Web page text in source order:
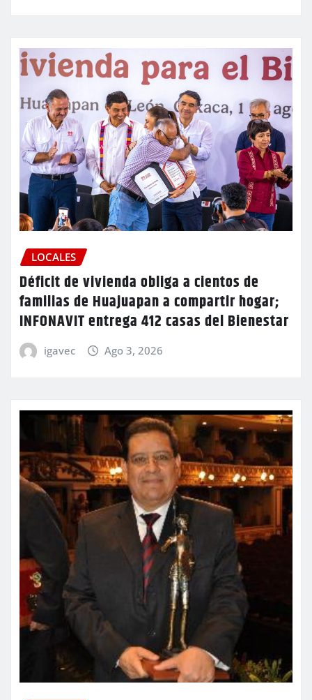
LOCALES
Déficit de vivienda obliga a cientos de
familias de Huajuapan a compartir hogar;
INFONAVIT entrega 412 casas del Bienestar
igavec Ago 3, 2026